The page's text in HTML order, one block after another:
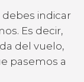
indicar
Es decir,
del vuelo,
pasemos a